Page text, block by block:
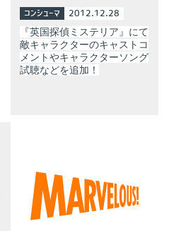
コンシューマ 2012.12.28
『英国探偵ミステリア』にて
敵キャラクターのキャストコ
メントやキャラクターソング
試聴などを追加！